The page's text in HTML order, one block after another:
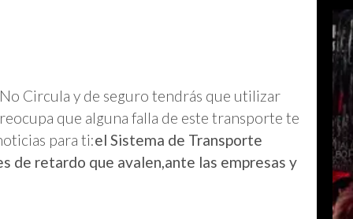
Circula y de seguro tendrás que utilizar
que alguna falla de este transporte te
para ti:el Sistema de Transporte
de retardo que avalen,ante las empresas y